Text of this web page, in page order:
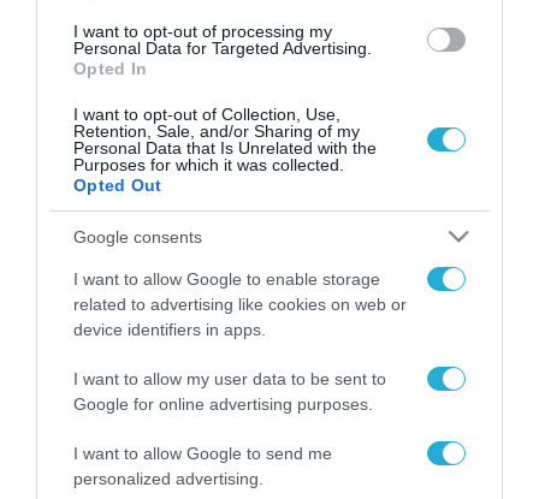
I want to opt-out of processing my
Personal Data for Targeted Advertising.
Opted In
I want to opt-out of Collection, Use,
Retention, Sale, and/or Sharing of my
Personal Data that Is Unrelated with the
Purposes for which it was collected.
Opted Out
Google consents
I want to allow Google to enable storage
related to advertising like cookies on web or
device identifiers in apps.
I want to allow my user data to be sent to
Google for online advertising purposes.
I want to allow Google to send me
personalized advertising.
ΡΟΗ ΕΙΔΗΣΕΩΝ
Το χρηματοδοτούμενο
από την ΕΕ έργο “The
Gaming Police”
ενισχύει την ασφάλεια
των παιδιών στο
31.07.2026
ΑΑΔΕ: Διευκρινίσεις
για τα πρόστιμα σε
παραβάσεις που
31.07.2026